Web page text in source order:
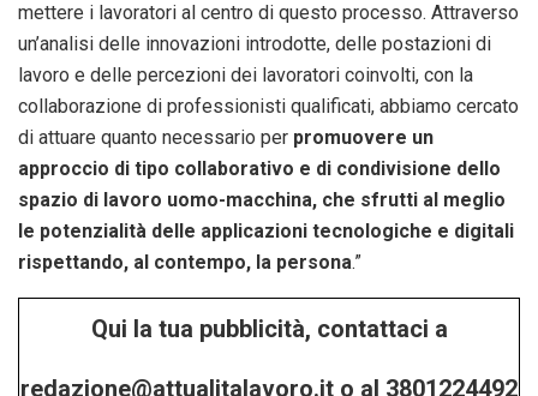
mettere i lavoratori al centro di questo processo. Attraverso
un’analisi delle innovazioni introdotte, delle postazioni di
lavoro e delle percezioni dei lavoratori coinvolti, con la
collaborazione di professionisti qualificati, abbiamo cercato
di attuare quanto necessario per promuovere un
approccio di tipo collaborativo e di condivisione dello
spazio di lavoro uomo-macchina, che sfrutti al meglio
le potenzialità delle applicazioni tecnologiche e digitali
rispettando, al contempo, la persona.”
Qui la tua pubblicità, contattaci a
redazione@attualitalavoro.it o al 3801224492